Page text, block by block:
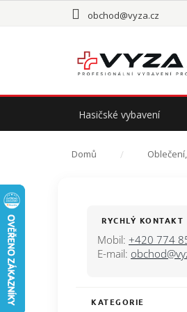
obchod@vyza.cz
Hasičské vybavení
Domů
RYCHLÝ KONTAKT
Mobil: +420 774
E-mail:
Přeskočit
KATEGORIE